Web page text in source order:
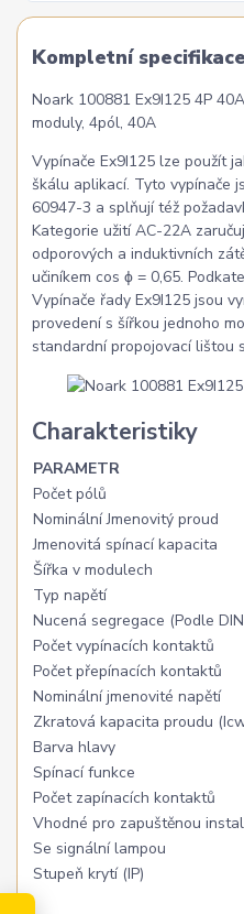
Kompletní specifikace
Noark 100881 Ex9I125 4P
moduly, 4pól, 40A
Vypínače Ex9I125 lze použít
škálu aplikací. Tyto vypínače
60947-3 a splňují též
Kategorie užití AC-22A
odporových a induktivních
učiníkem cos ϕ = 0,65.
Vypínače řady Ex9I125 jsou
provedení s šířkou jednoho
standardní propojovací lištou
Charakteristiky
PARAMETR
Počet pólů
Nominální Jmenovitý proud
Jmenovitá spínací kapacita
Šířka v modulech
Typ napětí
Nucená segregace (Podle
Počet vypínacích kontaktů
Počet přepínacích kontaktů
Nominální jmenovité napětí
Zkratová kapacita proudu
Barva hlavy
Spínací funkce
Počet zapínacích kontaktů
Vhodné pro zapuštěnou
Se signální lampou
Stupeň krytí (IP)